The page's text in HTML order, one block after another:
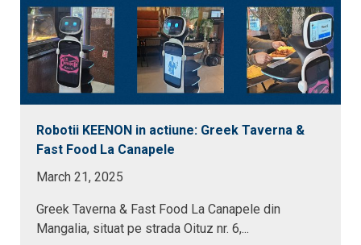
Robotii KEENON in actiune: Greek Taverna &
Fast Food La Canapele
March 21, 2025
Greek Taverna & Fast Food La Canapele din
Mangalia, situat pe strada Oituz nr. 6,...